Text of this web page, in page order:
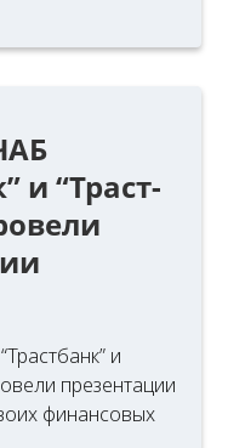
и “Траст-
и
презентации
финансовых